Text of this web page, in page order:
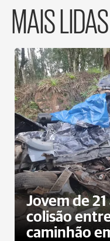
MAIS LIDAS
Jovem de
colisão
caminhão